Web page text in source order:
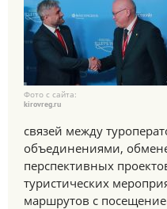
Фото с сайта:
kirovreg.ru
связей между
объединениями,
перспективных
туристических
маршрутов с